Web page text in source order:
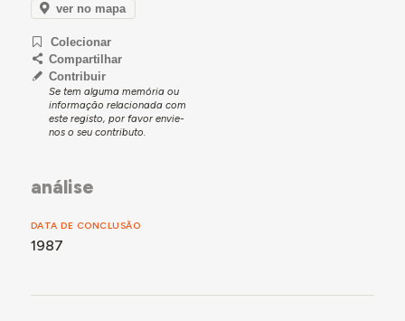
ver no mapa
Colecionar
Compartilhar
Contribuir
Se tem alguma memória ou
informação relacionada com
este registo, por favor envie-
nos o seu contributo.
análise
DATA DE CONCLUSÃO
1987